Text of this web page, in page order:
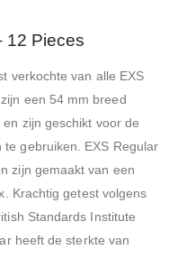
12 Pieces
verkochte van alle EXS
een 54 mm breed
zijn geschikt voor de
gebruiken. EXS Regular
zijn gemaakt van een
Krachtig getest volgens
Standards Institute
heeft de sterkte van